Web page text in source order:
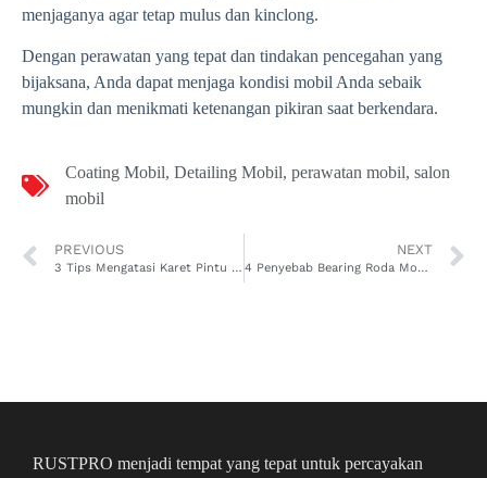
menjaganya agar tetap mulus dan kinclong.
Dengan perawatan yang tepat dan tindakan pencegahan yang
bijaksana, Anda dapat menjaga kondisi mobil Anda sebaik
mungkin dan menikmati ketenangan pikiran saat berkendara.
Coating Mobil, Detailing Mobil, perawatan mobil, salon
mobil
PREVIOUS
3 Tips Mengatasi Karet Pintu Mobil Sering Lepas
NEXT
4 Penyebab Bearing Roda Mobil Cepat Rusak
RUSTPRO menjadi tempat yang tepat untuk percayakan